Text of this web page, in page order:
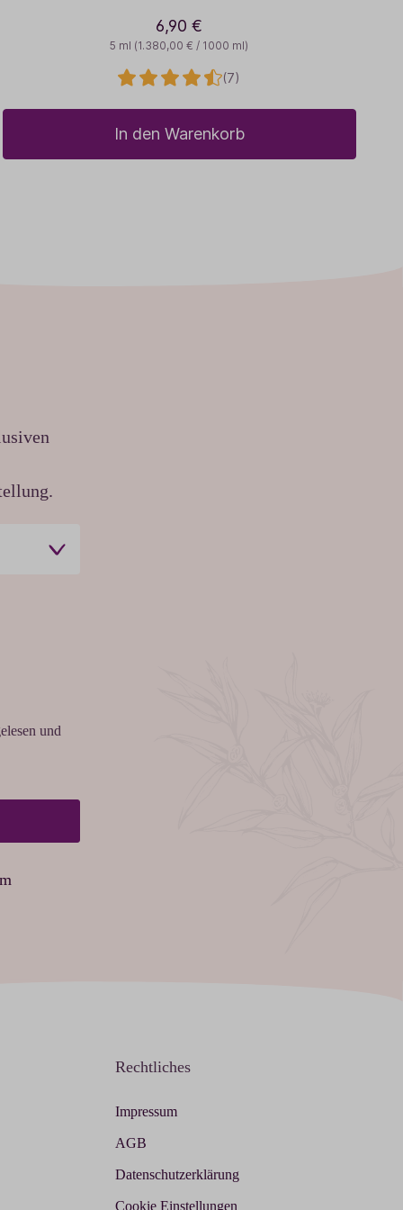
5 ml (1.380,00 € / 1000 ml)
6,90 €
(7)
In den Warenkorb
und
Rechtliches
Impressum
AGB
Datenschutzerklärung
Cookie Einstellungen